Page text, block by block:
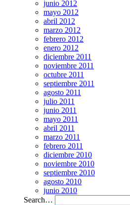
junio 2012
mayo 2012
abril 2012
marzo 2012
febrero 2012
enero 2012
diciembre 2011
noviembre 2011
octubre 2011
septiembre 2011
agosto 2011
julio 2011
junio 2011
mayo 2011
abril 2011
marzo 2011
febrero 2011
diciembre 2010
noviembre 2010
septiembre 2010
agosto 2010
junio 2010
Search…